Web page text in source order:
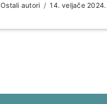
Ostali autori 14. veljače 2024.